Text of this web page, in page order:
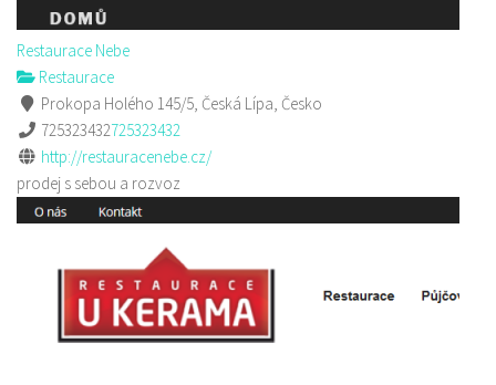
Restaurace Nebe
Restaurace
Prokopa Holého 145/5, Česká Lípa, Česko
725323432725323432
http://restauracenebe.cz/
prodej s sebou a rozvoz